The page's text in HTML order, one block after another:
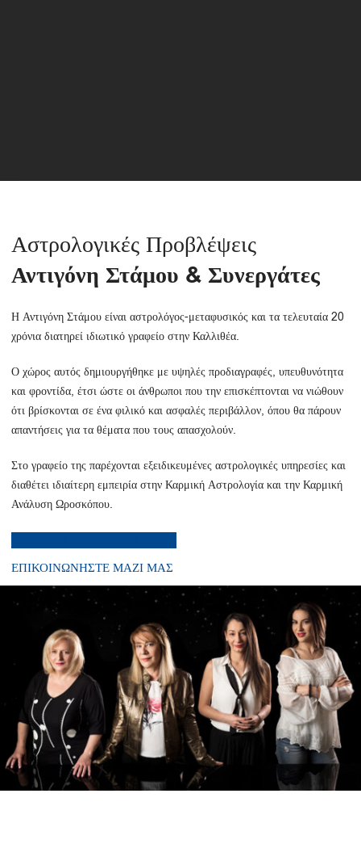
Αστρολογικές Προβλέψεις
Αντιγόνη Στάμου & Συνεργάτες
Η Αντιγόνη Στάμου είναι αστρολόγος-μεταφυσικός και τα τελευταία 20
χρόνια διατηρεί ιδιωτικό γραφείο στην Καλλιθέα.
Ο χώρος αυτός δημιουργήθηκε με υψηλές προδιαγραφές, υπευθυνότητα
και φροντίδα, έτσι ώστε οι άνθρωποι που την επισκέπτονται να νιώθουν
ότι βρίσκονται σε ένα φιλικό και ασφαλές περιβάλλον, όπου θα πάρουν
απαντήσεις για τα θέματα που τους απασχολούν.
Στο γραφείο της παρέχονται εξειδικευμένες αστρολογικές υπηρεσίες και
διαθέτει ιδιαίτερη εμπειρία στην Καρμική Αστρολογία και την Καρμική
Ανάλυση Ωροσκόπου.
ΕΠΙΚΟΙΝΩΝΗΣΤΕ ΜΑΖΙ ΜΑΣ